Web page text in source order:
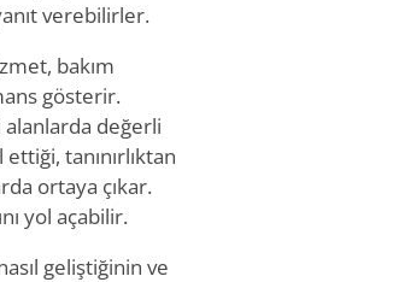
verebilirler.
bakım
gösterir.
alanlarda değerli
tanınırlıktan
ortaya çıkar.
yol açabilir.
geliştiğinin ve